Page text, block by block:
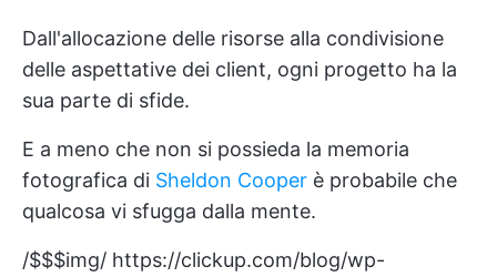
Dall'allocazione delle risorse alla condivisione
delle aspettative dei client, ogni progetto ha la
sua parte di sfide.
E a meno che non si possieda la memoria
fotografica di Sheldon Cooper è probabile che
qualcosa vi sfugga dalla mente.
/$$$img/ https://clickup.com/blog/wp-